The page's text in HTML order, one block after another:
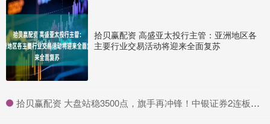
拾贝赢配资 高盛亚太投行主管：亚洲地区各
主要行业交易活动将迎来全面复苏
​拾贝赢配资 大盘站稳3500点，旗手再冲锋！中银证券2连板，证券ETF龙头(560090)放量涨超3%！券商上半年业绩预报陆续出炉，国盛金控净利润暴涨2倍以上